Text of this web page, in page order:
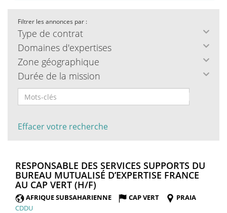
Filtrer les annonces par :
Type de contrat
Domaines d'expertises
Zone géographique
Durée de la mission
Effacer votre recherche
RESPONSABLE DES SERVICES SUPPORTS DU
BUREAU MUTUALISÉ D’EXPERTISE FRANCE
AU CAP VERT (H/F)
FENÊTRE)
AFRIQUE SUBSAHARIENNE CAP VERT
PRAIA
CDDU